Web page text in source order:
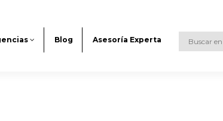
Blog Asesoría Experta